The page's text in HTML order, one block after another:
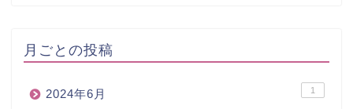
月ごとの投稿
2024年6月 1